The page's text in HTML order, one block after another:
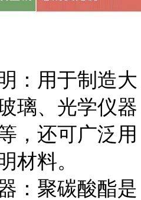
用于制造大
璃、光学仪器
，还可广泛用
材料。
聚碳酸酯是